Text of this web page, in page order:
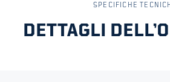
SPECIFICHE
DETTAGLI